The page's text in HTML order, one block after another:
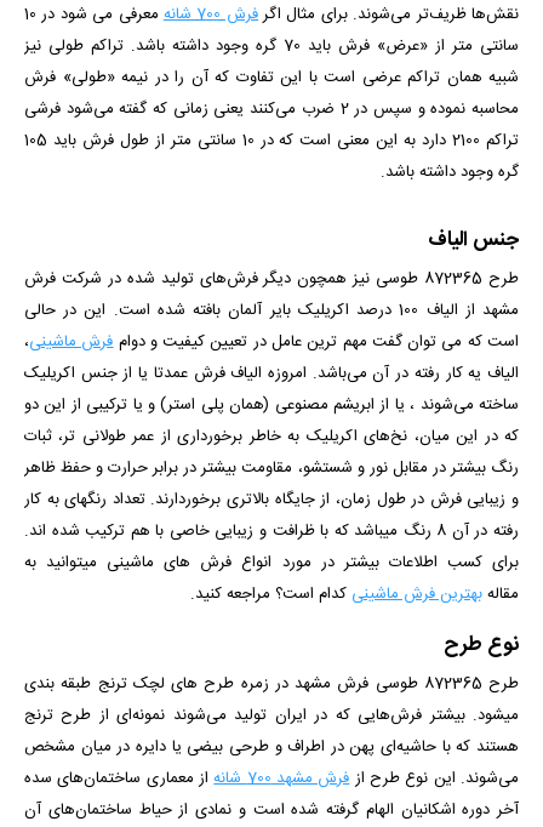
نقش‌ها ظریف‌تر می‌شوند. برای مثال اگرفرش 700 شانه
معرفی می شود در 10
سانتی متر از «عرض» فرش باید 70 گره وجود داشته باشد.
تراکم طولی نیز
شبیه همان تراکم عرضی است با این تفاوت که آن را در نیمه «طولی» فرش
محاسبه نموده و سپس در 2 ضرب می‌کنند
یعنی زمانی که گفته می‌شود فرشی
تراکم 2100 دارد به این معنی است که در 10 سانتی متر از طول فرش باید 105
گره وجود داشته باشد.
جنس الیاف
طرح 872365 طوسی
نیز همچون دیگر فرش‌های تولید شده در شرکت فرش
مشهد از الیاف 100 درصد اکریلیک بایر آلمان بافته شده است. این در حالی
است که می توان گفت مهم ترین عامل در تعیین کیفیت و دوامفرش ماشینی،
الیاف یه کار رفته در آن می‌باشد. امروزه الیاف فرش عمدتا یا از جنس اکریلیک
ساخته می‌شوند ، یا از ابریشم مصنوعی (همان پلی استر) و یا ترکیبی از این دو
که در این میان، نخ‌های اکریلیک به خاطر برخورداری از عمر طولانی تر، ثبات
رنگ بیشتر در مقابل نور و شستشو، مقاومت بیشتر در برابر حرارت و حفظ ظاهر
و زیبایی فرش در طول زمان، از جایگاه بالاتری برخوردارند. تعداد رنگ­­های به کار
رفته در آن 8 رنگ می­باشد که با ظرافت و زیبایی خاصی با هم ترکیب شده­ اند.
برای کسب اطلاعات بیشتر در مورد انواع فرش های ماشینی میتوانید به
مقالهبهترین فرش ماشینی کدام است؟ مراجعه کنید.
نوع طرح
طرح 872365 طوسی فرش مشهد در زمره طرح های لچک ترنج طبقه بندی
می­شود. بیشتر فرش‌هایی که در ایران تولید می‌شوند نمونه‌ای از طرح ترنج
هستند که با حاشیه‌ای پهن در اطراف و طرحی بیضی یا دایره در میان مشخص
می‌شوند. این نوع طرح ازفرش مشهد 700 شانه
از معماری ساختمان‌های سده
آخر دوره اشکانیان الهام گرفته شده است و نمادی از حیاط ساختمان‌های آن